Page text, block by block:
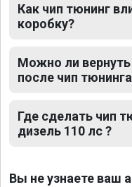
Как чип тюнинг
коробку?
Можно ли вернуть
после чип
Где сделать чип
дизель 110 лс ?
Вы не узнаете ваш